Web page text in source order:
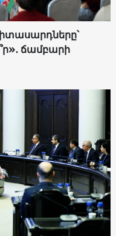
ճամբարի